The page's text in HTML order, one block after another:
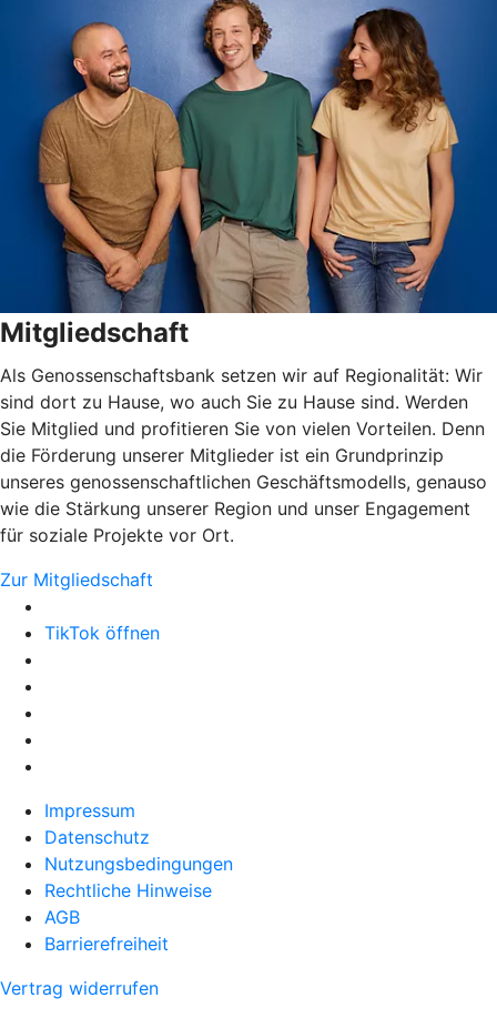
Mitgliedschaft
Als Genossenschaftsbank setzen wir auf Regionalität: Wir
sind dort zu Hause, wo auch Sie zu Hause sind. Werden
Sie Mitglied und profitieren Sie von vielen Vorteilen. Denn
die Förderung unserer Mitglieder ist ein Grundprinzip
unseres genossenschaftlichen Geschäftsmodells, genauso
wie die Stärkung unserer Region und unser Engagement
für soziale Projekte vor Ort.
Zur Mitgliedschaft
TikTok öffnen
Impressum
Datenschutz
Nutzungsbedingungen
Rechtliche Hinweise
AGB
Barrierefreiheit
Vertrag widerrufen